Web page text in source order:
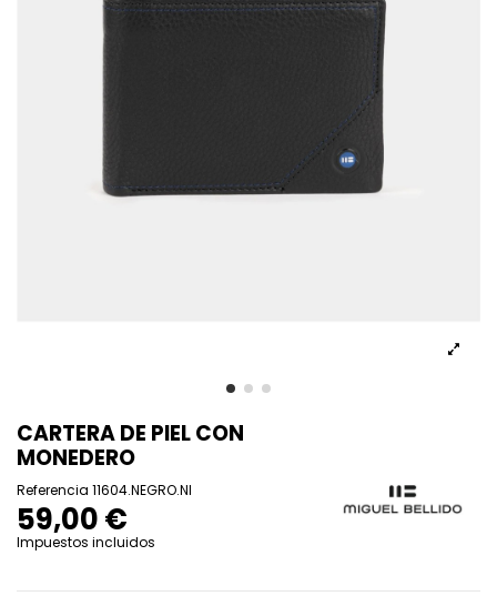
CARTERA DE PIEL CON
MONEDERO
Referencia 11604.NEGRO.NI
59,00 €
Impuestos incluidos